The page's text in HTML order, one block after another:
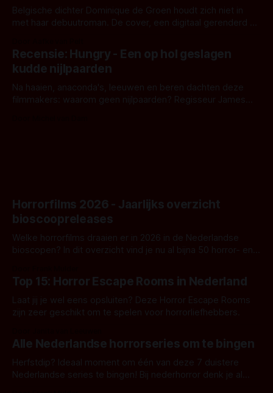
Belgische dichter Dominique de Groen houdt zich niet in
met haar debuutroman. De cover, een digitaal gerenderd en
achtergrond, belooft iets kleurrijks maar onheilspellends,
iets ongrijpbaars. En dat maakt De Groen met ieder woord
waar.
Recensie: Hungry - Een op hol geslagen
kudde nijlpaarden
Na haaien, anaconda's, leeuwen en beren dachten deze
filmmakers: waarom geen nijlpaarden? Regisseur James
Horrorfilms 2026 - Jaarlijks overzicht
bioscoopreleases
Welke horrorfilms draaien er in 2026 in de Nederlandse
bioscopen? In dit overzicht vind je nu al bijna 50 horror- en
Top 15: Horror Escape Rooms in Nederland
Laat jij je wel eens opsluiten? Deze Horror Escape Rooms
zijn zeer geschikt om te spelen voor horrorliefhebbers.
Alle Nederlandse horrorseries om te bingen
Herfstdip? Ideaal moment om één van deze 7 duistere
Nederlandse series te bingen! Bij nederhorror denk je al